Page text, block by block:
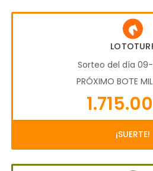
Sorteo del día
PRÓXIMO BOTE
¡SUERTE!